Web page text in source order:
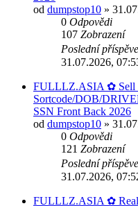
od dumpstop10 »
0 Odpovědi
107 Zobrazení
Poslední
31.07.2026,
FULLLZ.ASIA ✿ Sell
Sortcode/DOB/
SSN Front Back 2026
od dumpstop10 »
0 Odpovědi
121 Zobrazení
Poslední
31.07.2026,
FULLLZ.ASIA ✿ Real